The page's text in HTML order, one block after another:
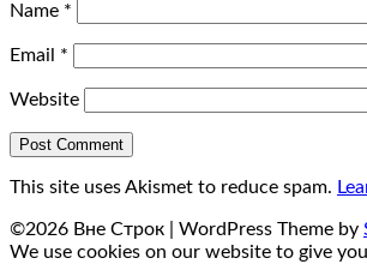
Name *
Email *
Website
This site uses Akismet to reduce spam.
©2026 Вне Строк | WordPress Theme by
We use cookies on our website to give